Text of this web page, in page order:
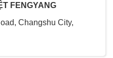
FENGYANG
Changshu City,